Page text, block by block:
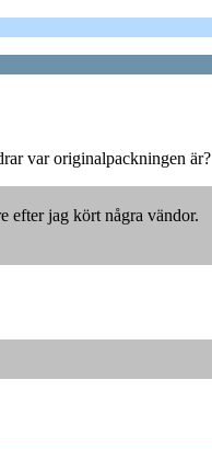
var originalpackningen är?
efter jag kört några vändor.